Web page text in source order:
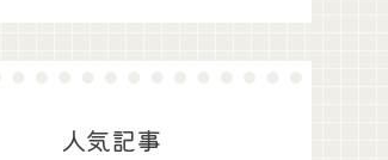
人気記事